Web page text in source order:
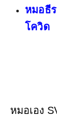
หมอธี
โควิด
หมอเอง